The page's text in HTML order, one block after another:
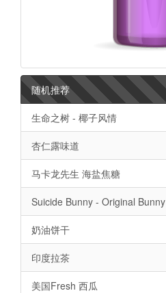
随机推荐
生命之树 - 椰子风情
杏仁露味道
马卡龙先生 海盐焦糖
Suicide Bunny - Original Bunny
奶油饼干
印度拉茶
美国Fresh 西瓜